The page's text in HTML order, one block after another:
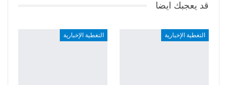
قد يعجبك ايضا
التغطية الإخبارية التغطية الإخبارية